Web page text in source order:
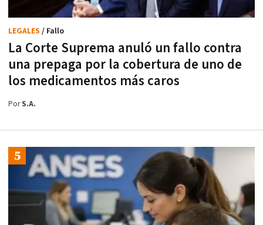
La Corte Suprema anuló un fallo contra
una prepaga por la cobertura de uno de
los medicamentos más caros
LEGALES / Fallo
PorS.A.